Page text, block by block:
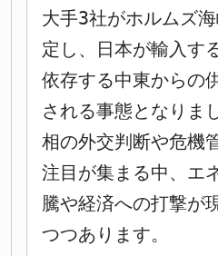
大手3社がホルムズ
定し、日本が輸入す
依存する中東からの
される事態となりま
相の外交判断や危機
注目が集まる中、エ
騰や経済への打撃が
つつあります。